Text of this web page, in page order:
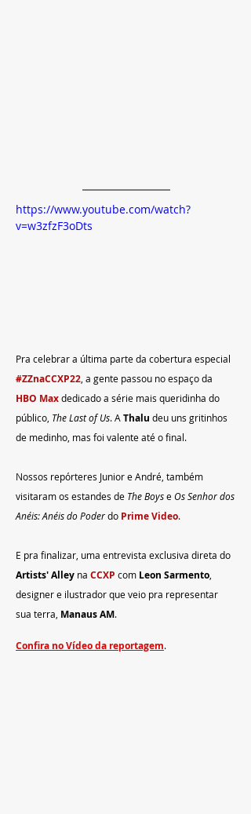
https://www.youtube.com/watch?
v=w3zfzF3oDts
Pra celebrar a última parte da cobertura especial
#ZZnaCCXP22 , a gente passou no espaço da
HBO Max dedicado a série mais queridinha do
público, The Last of Us. A Thalu deu uns gritinhos
de medinho, mas foi valente até o final.
Nossos repórteres Junior e André, também
visitaram os estandes de The Boys e Os Senhor dos
Anéis: Anéis do Poder do Prime Video.
E pra finalizar, uma entrevista exclusiva direta do
Artists' Alley na CCXP com Leon Sarmento
designer e ilustrador que veio pra representar
sua terra, Manaus AM.
Confira no Vídeo da reportagem.